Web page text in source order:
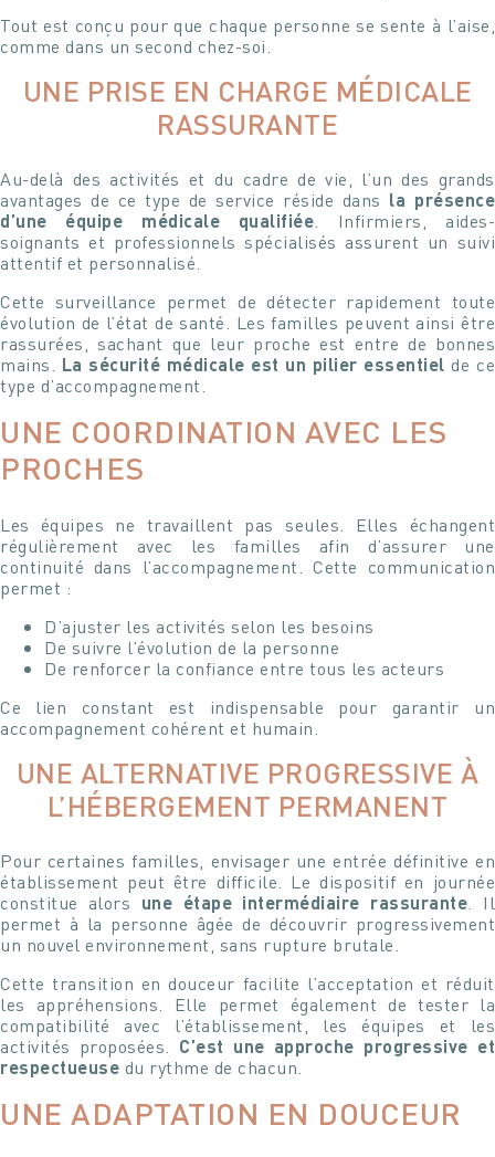
Tout est conçu pour que chaque personne se sente à l’aise,
comme dans un second chez-soi.
UNE PRISE EN CHARGE MÉDICALE
RASSURANTE
Au-delà des activités et du cadre de vie, l’un des grands
avantages de ce type de service réside dans la présence
d’une équipe médicale qualifiée . Infirmiers, aides-
soignants et professionnels spécialisés assurent un suivi
attentif et personnalisé.
Cette surveillance permet de détecter rapidement toute
évolution de l’état de santé. Les familles peuvent ainsi être
rassurées, sachant que leur proche est entre de bonnes
mains. La sécurité médicale est un pilier essentiel de ce
type d’accompagnement.
UNE COORDINATION AVEC LES
PROCHES
Les équipes ne travaillent pas seules. Elles échangent
régulièrement avec les familles afin d’assurer une
continuité dans l’accompagnement. Cette communication
permet :
D’ajuster les activités selon les besoins
De suivre l’évolution de la personne
De renforcer la confiance entre tous les acteurs
Ce lien constant est indispensable pour garantir un
accompagnement cohérent et humain.
UNE ALTERNATIVE PROGRESSIVE À
L’HÉBERGEMENT PERMANENT
Pour certaines familles, envisager une entrée définitive en
établissement peut être difficile. Le dispositif en journée
constitue alors une étape intermédiaire rassurante . Il
permet à la personne âgée de découvrir progressivement
un nouvel environnement, sans rupture brutale.
Cette transition en douceur facilite l’acceptation et réduit
les appréhensions. Elle permet également de tester la
compatibilité avec l’établissement, les équipes et les
activités proposées. C’est une approche progressive et
respectueuse du rythme de chacun.
UNE ADAPTATION EN DOUCEUR